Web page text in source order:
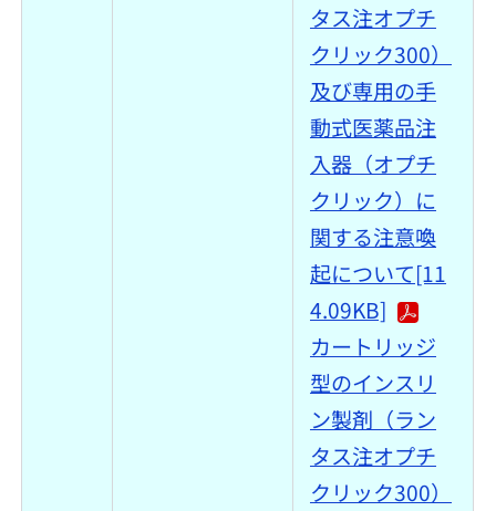
タス注オプチ
クリック300）
及び専用の手
動式医薬品注
入器（オプチ
クリック）に
関する注意喚
起について[11
4.09KB]
カートリッジ
型のインスリ
ン製剤（ラン
タス注オプチ
クリック300）